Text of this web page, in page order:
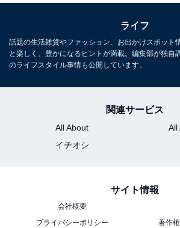
カルディ公式オンラインストア
ライフ
話題の生活雑貨やファッション、お出かけスポット
と楽しく、豊かになるヒントが満載。編集部が独自
のライフスタイル事情も公開しています。
関連サービス
All About
All
イチオシ
サイト情報
会社概要
プライバシーポリシー
著作